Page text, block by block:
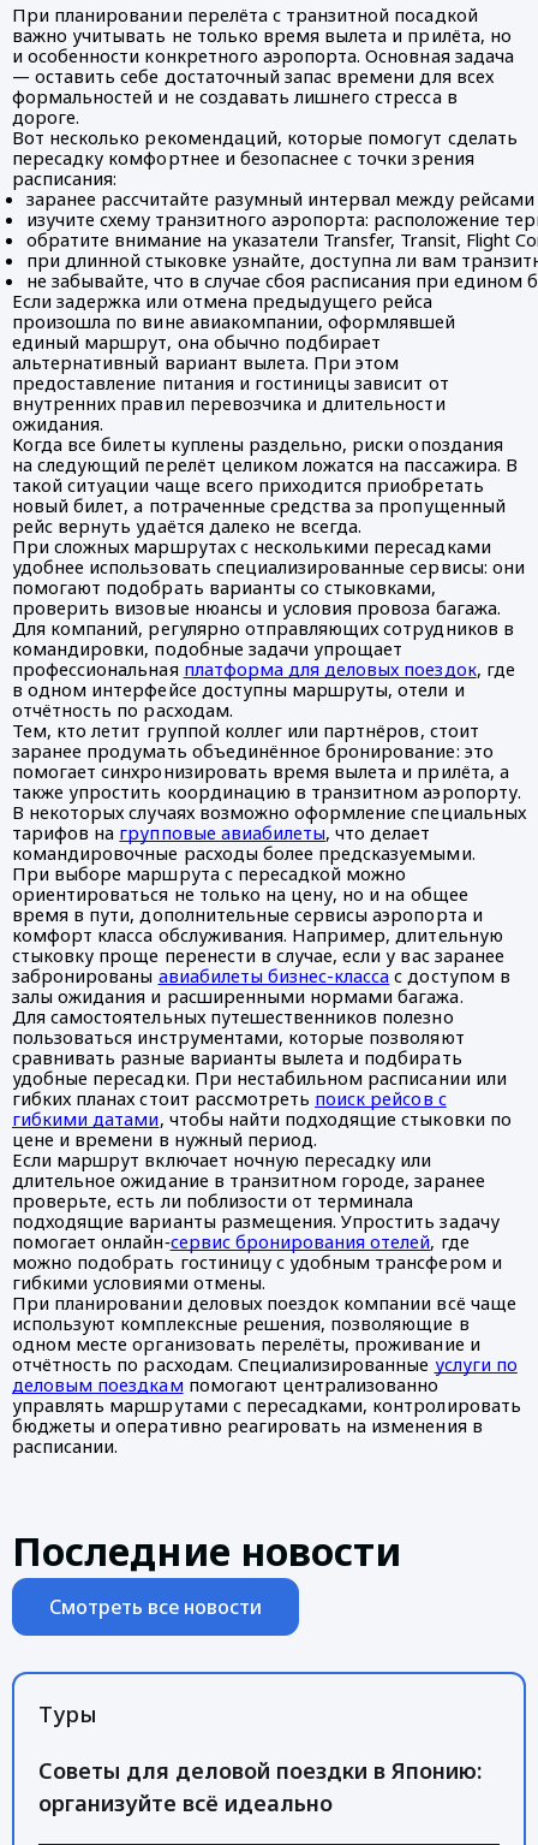
При планировании перелёта с транзитной посадкой
важно учитывать не только время вылета и прилёта, но
и особенности конкретного аэропорта. Основная задача
— оставить себе достаточный запас времени для всех
формальностей и не создавать лишнего стресса в
дороге.
Вот несколько рекомендаций, которые помогут сделать
пересадку комфортнее и безопаснее с точки зрения
расписания:
заранее рассчитайте разумный интервал между
изучите схему транзитного аэропорта: расположение
обратите внимание на указатели Transfer, Transit, Flight
при длинной стыковке узнайте, доступна ли вам
не забывайте, что в случае сбоя расписания при
Если задержка или отмена предыдущего рейса
произошла по вине авиакомпании, оформлявшей
единый маршрут, она обычно подбирает
альтернативный вариант вылета. При этом
предоставление питания и гостиницы зависит от
внутренних правил перевозчика и длительности
ожидания.
Когда все билеты куплены раздельно, риски опоздания
на следующий перелёт целиком ложатся на пассажира. В
такой ситуации чаще всего приходится приобретать
новый билет, а потраченные средства за пропущенный
рейс вернуть удаётся далеко не всегда.
При сложных маршрутах с несколькими пересадками
удобнее использовать специализированные сервисы: они
помогают подобрать варианты со стыковками,
проверить визовые нюансы и условия провоза багажа.
Для компаний, регулярно отправляющих сотрудников в
командировки, подобные задачи упрощает
профессиональная платформа для деловых поездок, где
в одном интерфейсе доступны маршруты, отели и
отчётность по расходам.
Тем, кто летит группой коллег или партнёров, стоит
заранее продумать объединённое бронирование: это
помогает синхронизировать время вылета и прилёта, а
также упростить координацию в транзитном аэропорту.
В некоторых случаях возможно оформление специальных
тарифов на групповые авиабилеты, что делает
командировочные расходы более предсказуемыми.
При выборе маршрута с пересадкой можно
ориентироваться не только на цену, но и на общее
время в пути, дополнительные сервисы аэропорта и
комфорт класса обслуживания. Например, длительную
стыковку проще перенести в случае, если у вас заранее
забронированы авиабилеты бизнес-классас доступом в
залы ожидания и расширенными нормами багажа.
Для самостоятельных путешественников полезно
пользоваться инструментами, которые позволяют
сравнивать разные варианты вылета и подбирать
удобные пересадки. При нестабильном расписании или
гибких планах стоит рассмотреть поиск рейсов с
гибкими датами, чтобы найти подходящие стыковки по
цене и времени в нужный период.
Если маршрут включает ночную пересадку или
длительное ожидание в транзитном городе, заранее
проверьте, есть ли поблизости от терминала
подходящие варианты размещения. Упростить задачу
помогает онлайн‑сервис бронирования отелей, где
можно подобрать гостиницу с удобным трансфером и
гибкими условиями отмены.
При планировании деловых поездок компании всё чаще
используют комплексные решения, позволяющие в
одном месте организовать перелёты, проживание и
отчётность по расходам. Специализированные услуги по
деловым поездкам помогают централизованно
управлять маршрутами с пересадками, контролировать
бюджеты и оперативно реагировать на изменения в
расписании.
Последние новости
Смотреть все новости
Туры
Советы для деловой поездки в Японию:
организуйте всё идеально